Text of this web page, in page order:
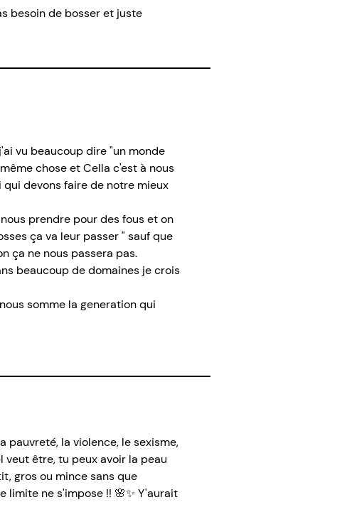
besoin de bosser et juste
vu beaucoup dire "un monde
chose et Cella c'est à nous
devons faire de notre mieux
prendre pour des fous et on
ça va leur passer " sauf que
ça ne nous passera pas.
beaucoup de domaines je crois
somme la generation qui
pauvreté, la violence, le sexisme,
être, tu peux avoir la peau
gros ou mince sans que
limite ne s'impose !! 🌸✨ Y'aurait